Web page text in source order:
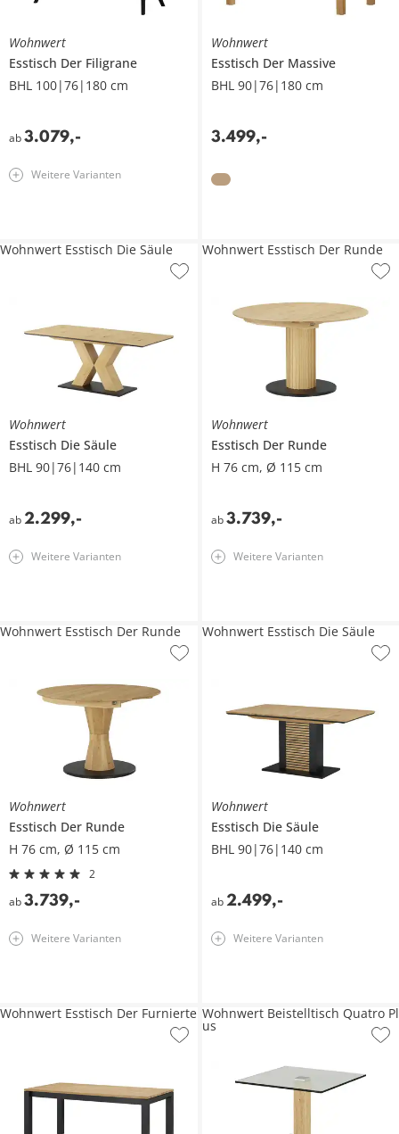
Wohnwert
Esstisch Der Filigrane
BHL 100|76|180 cm
ab3.079,-
Weitere Varianten
Wohnwert
Esstisch Der Massive
BHL 90|76|180 cm
3.499,-
Wohnwert
Esstisch Die Säule
BHL 90|76|140 cm
ab 2.299,-
Wohnwert Esstisch Die Säule
Weitere Varianten
Wohnwert
Esstisch Der Runde
H 76 cm, Ø 115 cm
ab 3.739,-
Wohnwert Esstisch Der Runde
Weitere Varianten
Wohnwert
Esstisch Der Runde
H 76 cm, Ø 115 cm
2
ab3.739,-
Wohnwert Esstisch Der Runde
Weitere Varianten
Wohnwert
Esstisch Die Säule
BHL 90|76|140 cm
ab 2.499,-
Wohnwert Esstisch Die Säule
Weitere Varianten
Wohnwert Esstisch Der Furnierte Wohnwert Beistelltisch Quatro Pl
us